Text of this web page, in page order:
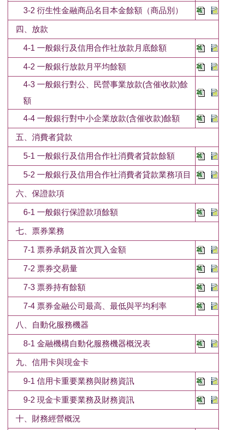
3-2 衍生性金融商品名目本金餘額（商品別）
四、放款
4-1 一般銀行及信用合作社放款月底餘額
4-2 一般銀行放款月平均餘額
4-3 一般銀行對公、民營事業放款(含催收款)餘
額
4-4 一般銀行對中小企業放款(含催收款)餘額
五、消費者貸款
5-1 一般銀行及信用合作社消費者貸款餘額
5-2 一般銀行及信用合作社消費者貸款業務項目
六、保證款項
6-1 一般銀行保證款項餘額
七、票券業務
7-1 票券承銷及首次買入金額
7-2 票券交易量
7-3 票券持有餘額
7-4 票券金融公司最高、最低與平均利率
八、自動化服務機器
8-1 金融機構自動化服務機器概況表
九、信用卡與現金卡
9-1 信用卡重要業務與財務資訊
9-2 現金卡重要業務及財務資訊
十、財務經營概況